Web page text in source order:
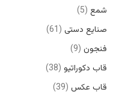
شمع 5
صنایع دستی 61
فنجون 9
قاب دکوراتیو 38
قاب عکس 39